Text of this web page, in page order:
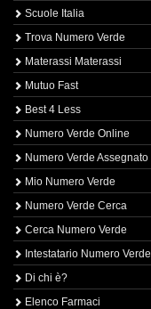
Scuole Italia
Trova Numero Verde
Materassi Materassi
Mutuo Fast
Best 4 Less
Numero Verde Online
Numero Verde Assegnato
Mio Numero Verde
Numero Verde Cerca
Cerca Numero Verde
Intestatario Numero Verde
Di chi è?
Elenco Farmaci